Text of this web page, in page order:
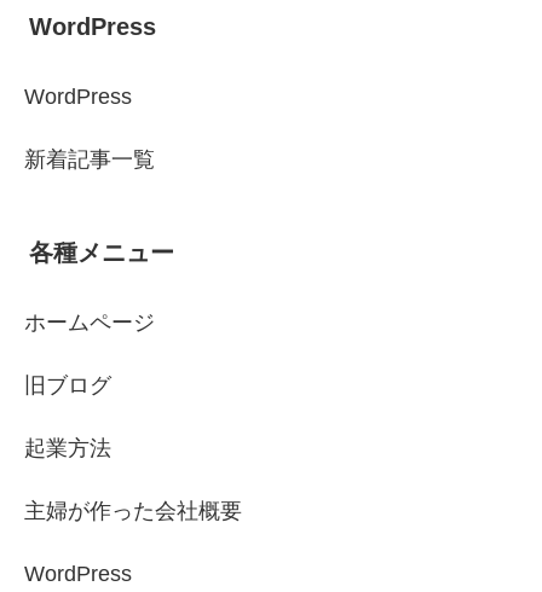
WordPress
WordPress
新着記事一覧
各種メニュー
ホームページ
旧ブログ
起業方法
主婦が作った会社概要
WordPress